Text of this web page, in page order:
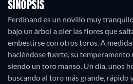
SINOPSIS
Ferdinand es un novillo muy
bajo un árbol a oler las flores que
embestirse con otros toros. A
haciéndose fuerte, su temperamento
siendo un toro manso. Un día, unos
buscando al toro más grande, rápido